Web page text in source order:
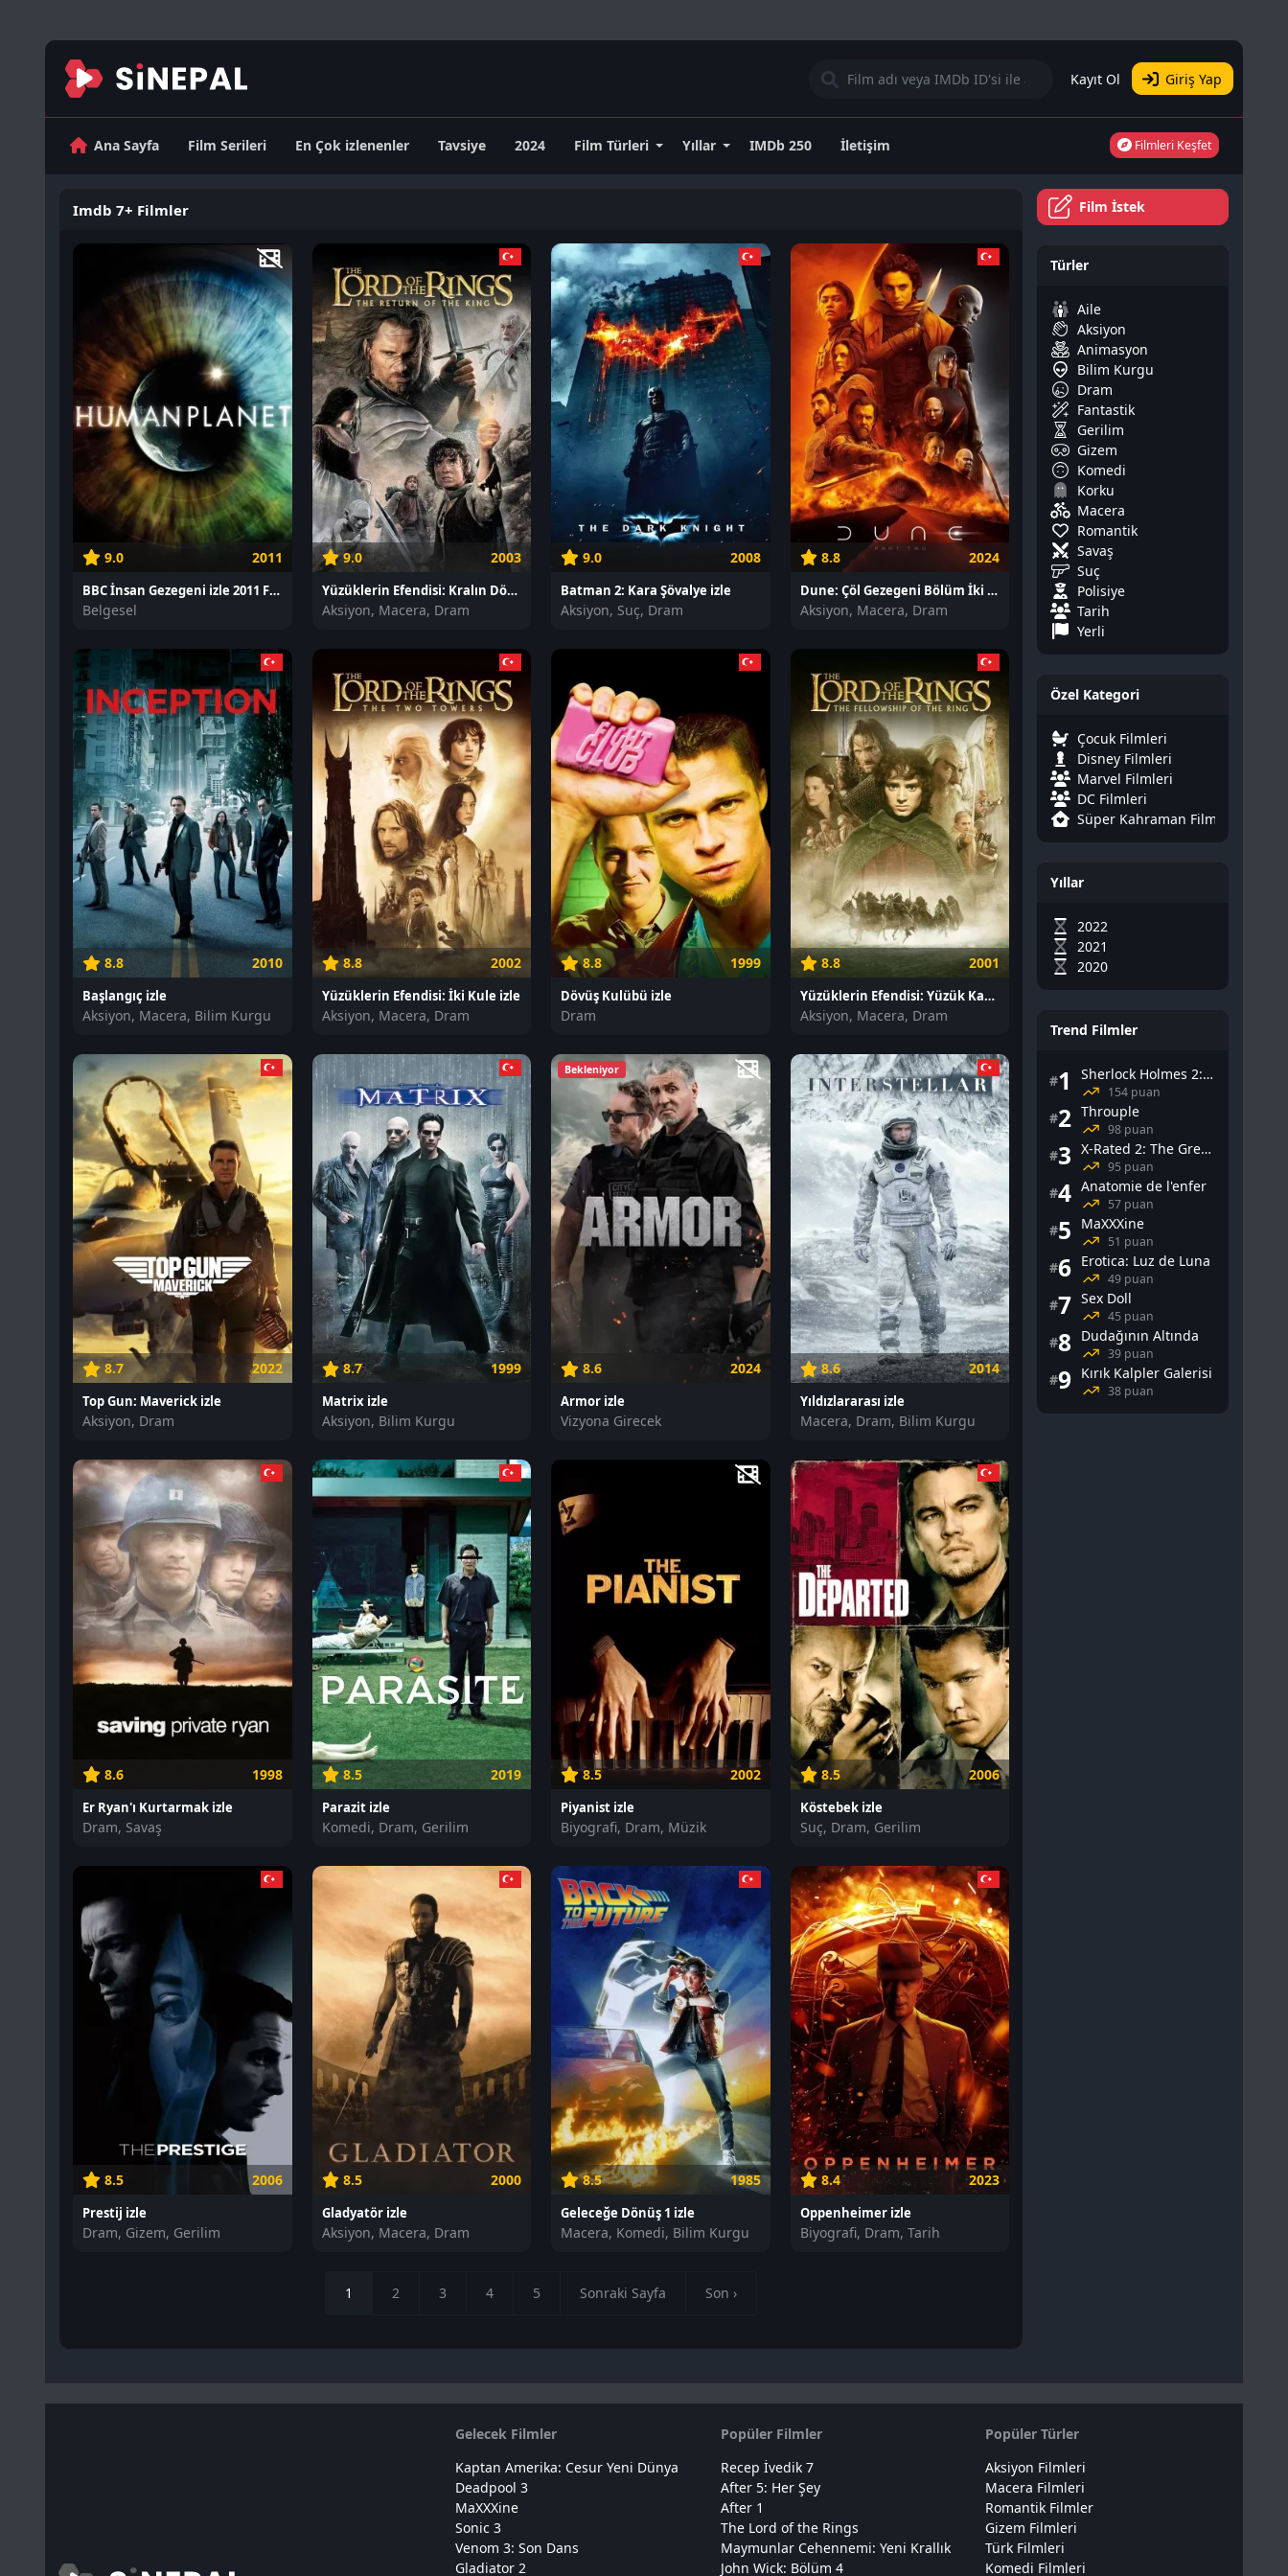
Kayıt Ol Giriş Yap
Ana Sayfa Film Serileri En Çok izlenenler Tavsiye 2024 Film Türleri Yıllar IMDb 250 İletişim Filmleri Keşfet
Imdb 7+ Filmler
9.0 2011
BBC İnsan Gezegeni izle 2011 Full HD izle
Belgesel
9.0 2003
Yüzüklerin Efendisi: Kralın Dönüşü izle
Aksiyon, Macera, Dram
9.0 2008
Batman 2: Kara Şövalye izle
Aksiyon, Suç, Dram
8.8 2024
Dune: Çöl Gezegeni Bölüm İki izle
Aksiyon, Macera, Dram
8.8 2010
Başlangıç izle
Aksiyon, Macera, Bilim Kurgu
8.8 2002
Yüzüklerin Efendisi: İki Kule izle
Aksiyon, Macera, Dram
8.8 1999
Dövüş Kulübü izle
Dram
8.8 2001
Yüzüklerin Efendisi: Yüzük Kardeşliği izle
Aksiyon, Macera, Dram
8.7 2022
Top Gun: Maverick izle
Aksiyon, Dram
8.7 1999
Matrix izle
Aksiyon, Bilim Kurgu
Bekleniyor
8.6 2024
Armor izle
Vizyona Girecek
8.6 2014
Yıldızlararası izle
Macera, Dram, Bilim Kurgu
8.6 1998
Er Ryan'ı Kurtarmak izle
Dram, Savaş
8.5 2019
Parazit izle
Komedi, Dram, Gerilim
8.5 2002
Piyanist izle
Biyografi, Dram, Müzik
8.5 2006
Köstebek izle
Suç, Dram, Gerilim
8.5 2006
Prestij izle
Dram, Gizem, Gerilim
8.5 2000
Gladyatör izle
Aksiyon, Macera, Dram
8.5 1985
Geleceğe Dönüş 1 izle
Macera, Komedi, Bilim Kurgu
8.4 2023
Oppenheimer izle
Biyografi, Dram, Tarih
1 2 3 4 5 Sonraki Sayfa Son ›
Film İstek
Türler
Aile
Aksiyon
Animasyon
Bilim Kurgu
Dram
Fantastik
Gerilim
Gizem
Komedi
Korku
Macera
Romantik
Savaş
Suç
Polisiye
Tarih
Yerli
Özel Kategori
Çocuk Filmleri
Disney Filmleri
Marvel Filmleri
DC Filmleri
Süper Kahraman Filmleri
Yıllar
2022
2021
2020
Trend Filmler
#1 Sherlock Holmes 2: Gölge Oyunları
154 puan
#2 Throuple
98 puan
#3 X-Rated 2: The Greatest Adult Stars of All-Time
95 puan
#4 Anatomie de l'enfer
57 puan
#5 MaXXXine
51 puan
#6 Erotica: Luz de Luna
49 puan
#7 Sex Doll
45 puan
#8 Dudağının Altında
39 puan
#9 Kırık Kalpler Galerisi
38 puan
Gelecek Filmler
Kaptan Amerika: Cesur Yeni Dünya
Deadpool 3
MaXXXine
Sonic 3
Venom 3: Son Dans
Gladiator 2
Popüler Filmler
Recep İvedik 7
After 5: Her Şey
After 1
The Lord of the Rings
Maymunlar Cehennemi: Yeni Krallık
John Wick: Bölüm 4
Popüler Türler
Aksiyon Filmleri
Macera Filmleri
Romantik Filmler
Gizem Filmleri
Türk Filmleri
Komedi Filmleri